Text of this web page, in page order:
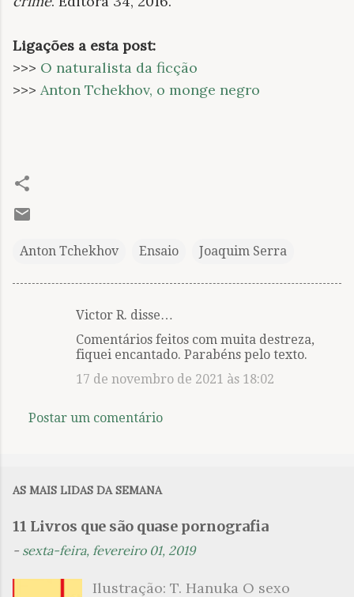
Ligações a esta post:
>>> O naturalista da ficção
>>> Anton Tchekhov, o monge negro
Anton Tchekhov Ensaio Joaquim Serra
n
o
s
Victor R. disse…
Comentários feitos com muita destreza,
fiquei encantado. Parabéns pelo texto.
17 de novembro de 2021 às 18:02
Postar um comentário
AS MAIS LIDAS DA SEMANA
11 Livros que são quase pornografia
- sexta-feira, fevereiro 01, 2019
Ilustração: T. Hanuka O sexo